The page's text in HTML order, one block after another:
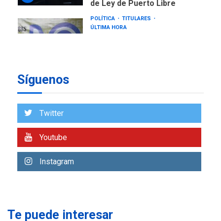
6
de Expresión en agenda de
negociación con comisión
de AN 2015
7
asegura Gustavo Duque
1
NACIONALES
TITULARES
carga y descarga en
La FIFA se «disculpa» por
Síguenos
Twitter
Youtube
Instagram
Te puede interesar